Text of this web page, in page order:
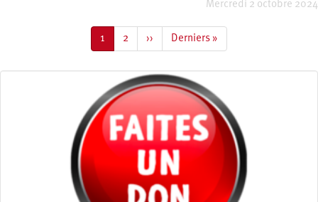
Mercredi 2 octobre 2024
Page
courante
1 Page
2
Page
suivante
››
Dernière
page
Derniers »